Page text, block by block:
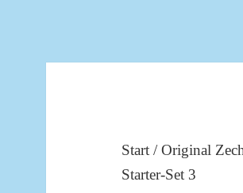
Start /Original
Starter-Set 3